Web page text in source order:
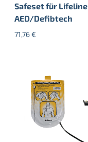
Safeset für Lifeline
AED/Defibtech
71,76€